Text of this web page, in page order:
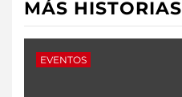
MÁS HISTORIAS
EVENTOS